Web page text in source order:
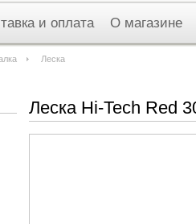
и оплата О магазине
Леска
Леска Hi-Tech Red